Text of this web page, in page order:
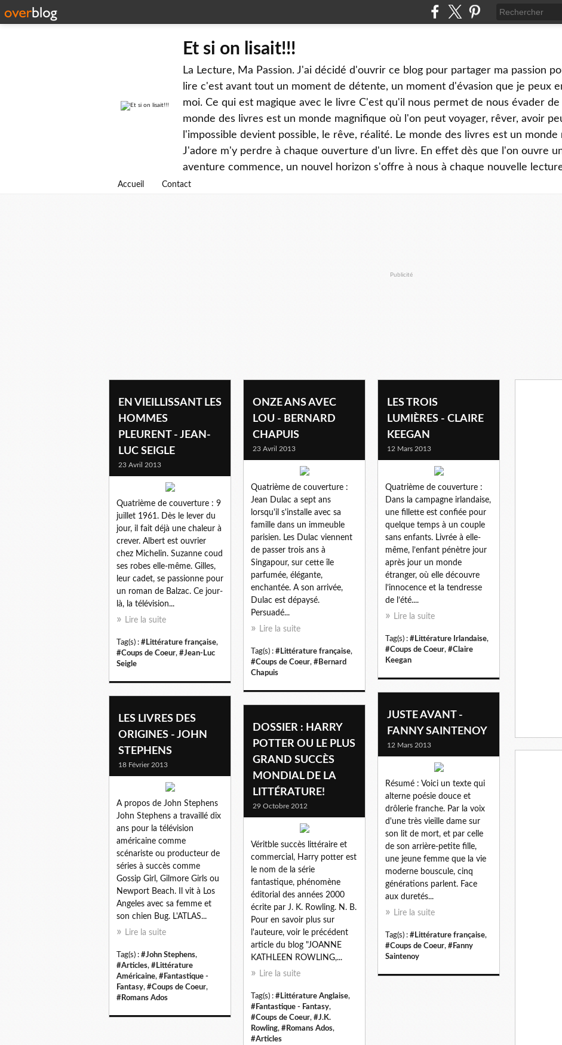
Et si on lisait!!!
La Lecture, Ma Passion. J'ai décidé d'ouvrir ce blog pour partager ma passion
lire c'est avant tout un moment de détente, un moment d'évasion que je peux
moi. Ce qui est magique avec le livre C'est qu'il nous permet de nous évader
monde des livres est un monde magnifique où l'on peut voyager, rêver, avoir
l'impossible devient possible, le rêve, réalité. Le monde des livres est un
J'adore m'y perdre à chaque ouverture d'un livre. En effet dès que l'on ouvre
aventure commence, un nouvel horizon s'offre à nous à chaque nouvelle
Accueil Contact
Publicité
coups de coeur
EN VIEILLISSANT LES
HOMMES
PLEURENT - JEAN-
LUC SEIGLE
23 Avril 2013
Quatrième de couverture : 9
juillet 1961. Dès le lever du
jour, il fait déjà une chaleur à
crever. Albert est ouvrier
chez Michelin. Suzanne coud
ses robes elle-même. Gilles,
leur cadet, se passionne pour
un roman de Balzac. Ce jour-
là, la télévision...
Lire la suite
Tag(s) : #Littérature française,
#Coups de Coeur, #Jean-Luc
Seigle
ONZE ANS AVEC
LOU - BERNARD
CHAPUIS
23 Avril 2013
Quatrième de couverture :
Jean Dulac a sept ans
lorsqu'il s'installe avec sa
famille dans un immeuble
parisien. Les Dulac viennent
de passer trois ans à
Singapour, sur cette île
parfumée, élégante,
enchantée. A son arrivée,
Dulac est dépaysé.
Persuadé...
Lire la suite
Tag(s) : #Littérature française,
#Coups de Coeur, #Bernard
Chapuis
LES TROIS
LUMIÈRES - CLAIRE
KEEGAN
12 Mars 2013
Quatrième de couverture :
Dans la campagne irlandaise,
une fillette est confiée pour
quelque temps à un couple
sans enfants. Livrée à elle-
même, l’enfant pénètre jour
après jour un monde
étranger, où elle découvre
l’innocence et la tendresse
de l’été....
Lire la suite
Tag(s) : #Littérature Irlandaise,
#Coups de Coeur, #Claire
Keegan
JUSTE AVANT -
FANNY SAINTENOY
12 Mars 2013
Résumé : Voici un texte qui
alterne poésie douce et
drôlerie franche. Par la voix
d'une très vieille dame sur
son lit de mort, et par celle
de son arrière-petite fille,
une jeune femme que la vie
moderne bouscule, cinq
générations parlent. Face
aux duretés...
Lire la suite
Tag(s) : #Littérature française,
#Coups de Coeur, #Fanny
Saintenoy
LES LIVRES DES
ORIGINES - JOHN
STEPHENS
18 Février 2013
A propos de John Stephens
John Stephens a travaillé dix
ans pour la télévision
américaine comme
scénariste ou producteur de
séries à succès comme
Gossip Girl, Gilmore Girls ou
Newport Beach. Il vit à Los
Angeles avec sa femme et
son chien Bug. L'ATLAS...
Lire la suite
Tag(s) : #John Stephens,
#Articles, #Littérature
Américaine, #Fantastique -
Fantasy, #Coups de Coeur,
#Romans Ados
DOSSIER : HARRY
POTTER OU LE PLUS
GRAND SUCCÈS
MONDIAL DE LA
LITTÉRATURE!
29 Octobre 2012
Véritble succès littéraire et
commercial, Harry potter est
le nom de la série
fantastique, phénomène
éditorial des années 2000
écrite par J. K. Rowling. N. B.
Pour en savoir plus sur
l'auteure, voir le précédent
article du blog "JOANNE
KATHLEEN ROWLING,...
Lire la suite
Tag(s) : #Littérature Anglaise,
#Fantastique - Fantasy,
#Coups de Coeur, #J.K.
Rowling, #Romans Ados,
#Articles